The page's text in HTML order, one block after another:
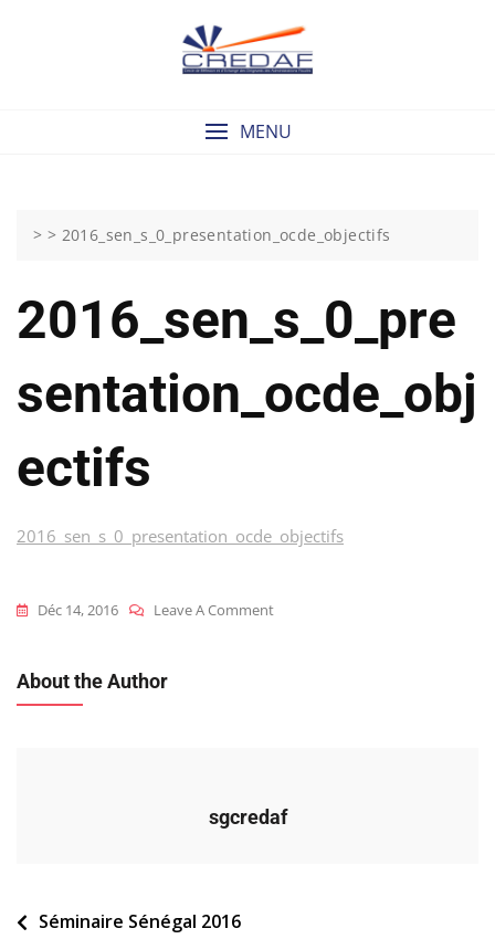
MENU
> > 2016_sen_s_0_presentation_ocde_objectifs
2016_sen_s_0_pre
Sentation_ocde_obj
Ectifs
2016_sen_s_0_presentation_ocde_objectifs
Déc 14, 2016 Leave A CommentOn
About the Author
sgcredaf
Navigation
Séminaire Sénégal 2016